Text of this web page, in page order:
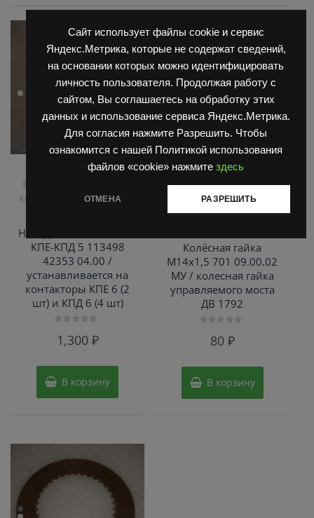
Сайт использует файлы cookie и сервис
Яндекс.Метрика, которые не содержат сведений,
на основании которых можно идентифицировать
личность пользователя. Продолжая работу с
сайтом, Вы соглашаетесь на обработку этих
данных и использование сервиса Яндекс.Метрика.
Для согласия нажмите Разрешить. Чтобы
ознакомится с нашей Политикой использования
файлов «cookie» нажмите здесь
ОТМЕНА РАЗРЕШИТЬ
Запчасти Балканкар,
Запчасти ЕП 001 / ЕП 006 /
ЕП 011 / ЕС 301
,Погрузчик
Неподвижный контакт
КПЕ-КПД 5 113498
42353 04.00 /
устанавливается на
контакторы КПЕ 6 (2
шт) и КПД 6 (4 шт)
01,300 ₽
В корзину
Запчасти Балканкар
Погрузчик ДВ 1661 , 1621,
Погрузчик ДВ 1792, 1788,
1794, 1784, 1786,
Колёсная гайка
М14х1,5 701 09.00.02
МУ / колесная гайка
управляемого моста
ДВ 1792
80 ₽
В корзину